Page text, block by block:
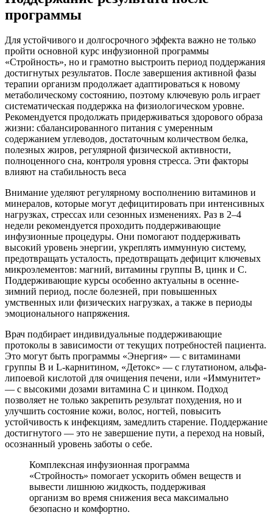
программы
Для устойчивого и долгосрочного эффекта важно не только
пройти основной курс инфузионной программы
«Стройность», но и грамотно выстроить период поддержания
достигнутых результатов. После завершения активной фазы
терапии организм продолжает адаптироваться к новому
метаболическому состоянию, поэтому ключевую роль играет
систематическая поддержка на физиологическом уровне.
Рекомендуется продолжать придерживаться здорового образа
жизни: сбалансированного питания с умеренным
содержанием углеводов, достаточным количеством белка,
полезных жиров, регулярной физической активности,
полноценного сна, контроля уровня стресса. Эти факторы
влияют на стабильность веса
Внимание уделяют регулярному восполнению витаминов и
минералов, которые могут дефицитировать при интенсивных
нагрузках, стрессах или сезонных изменениях. Раз в 2–4
недели рекомендуется проходить поддерживающие
инфузионные процедуры. Они помогают поддерживать
высокий уровень энергии, укреплять иммунную систему,
предотвращать усталость, предотвращать дефицит ключевых
микроэлементов: магний, витамины группы B, цинк и C.
Поддерживающие курсы особенно актуальны в осенне-
зимний период, после болезней, при повышенных
умственных или физических нагрузках, а также в периоды
эмоционального напряжения.
Врач подбирает индивидуальные поддерживающие
протоколы в зависимости от текущих потребностей пациента.
Это могут быть программы «Энергия» — с витаминами
группы B и L-карнитином, «Детокс» — с глутатионом, альфа-
липоевой кислотой для очищения печени, или «Иммунитет»
— с высокими дозами витамина C и цинком. Подход
позволяет не только закрепить результат похудения, но и
улучшить состояние кожи, волос, ногтей, повысить
устойчивость к инфекциям, замедлить старение. Поддержание
достигнутого — это не завершение пути, а переход на новый,
осознанный уровень заботы о себе.
Комплексная инфузионная программа
«Стройность» помогает ускорить обмен веществ и
вывести лишнюю жидкость, поддерживая
организм во время снижения веса максимально
безопасно и комфортно.